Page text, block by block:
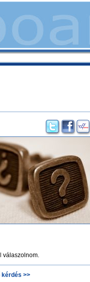
válaszolnom.
kérdés >>